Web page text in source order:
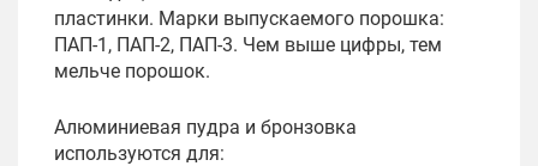
пластинки. Марки выпускаемого порошка:
ПАП-1, ПАП-2, ПАП-3. Чем выше цифры, тем
мельче порошок.
Алюминиевая пудра и бронзовка
используются для: